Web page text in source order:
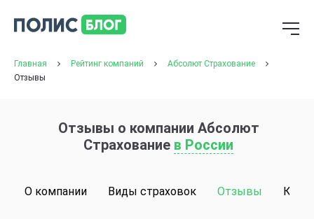
Главная Рейтинг компаний
Абсолют Страхование
Отзывы
Отзывы о компании Абсолют
Страхование в России
О компании Виды страховок Отзывы